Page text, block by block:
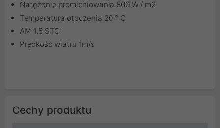
Natężenie promieniowania 800 W / m2
Temperatura otoczenia 20 ° C
AM 1,5 STC
Prędkość wiatru 1m/s
Cechy produktu